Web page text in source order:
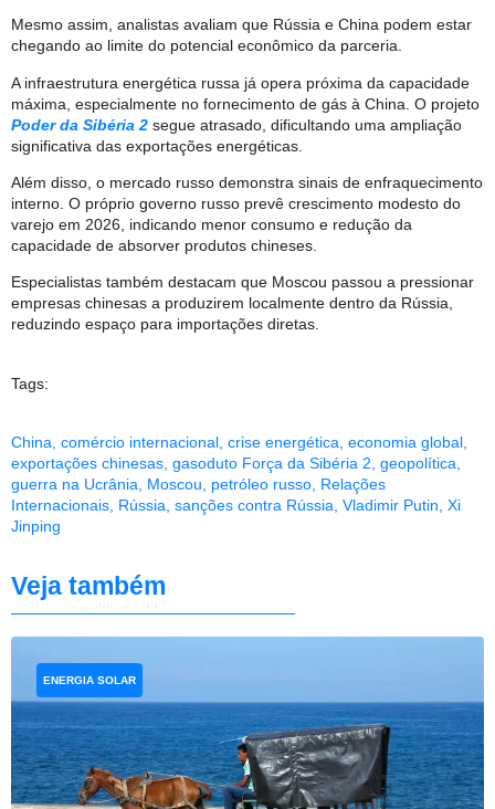
Mesmo assim, analistas avaliam que Rússia e China podem estar
chegando ao limite do potencial econômico da parceria.
A infraestrutura energética russa já opera próxima da capacidade
máxima, especialmente no fornecimento de gás à China. O projeto
Poder da Sibéria 2 segue atrasado, dificultando uma ampliação
significativa das exportações energéticas.
Além disso, o mercado russo demonstra sinais de enfraquecimento
interno. O próprio governo russo prevê crescimento modesto do
varejo em 2026, indicando menor consumo e redução da
capacidade de absorver produtos chineses.
Especialistas também destacam que Moscou passou a pressionar
empresas chinesas a produzirem localmente dentro da Rússia,
reduzindo espaço para importações diretas.
Tags:
China comércio internacional crise energética economia global
exportações chinesas gasoduto Força da Sibéria 2 geopolítica
guerra na Ucrânia
Moscou petróleo russo Relações
Internacionais Rússia sanções contra Rússia Vladimir Putin Xi
Jinping
Veja também
ENERGIA SOLAR